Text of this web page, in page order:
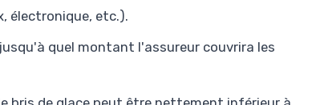
électronique, etc.).
quel montant l'assureur couvrira les